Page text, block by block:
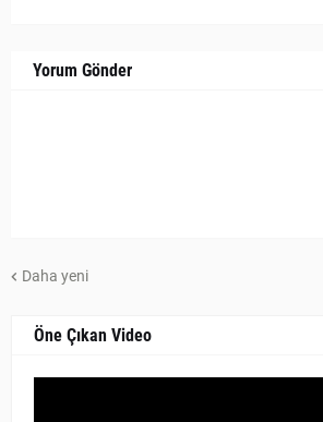
Yorum Gönder
Daha yeni
Öne Çıkan Video